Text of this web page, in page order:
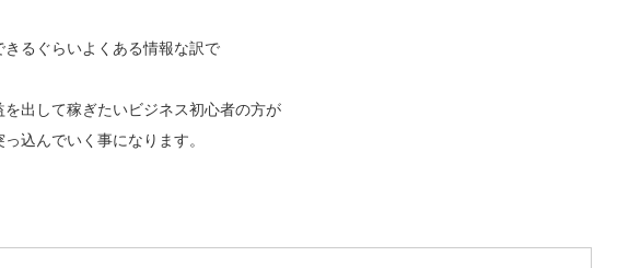
るぐらいよくある情報な訳で
出して稼ぎたいビジネス初心者の方が
込んでいく事になります。